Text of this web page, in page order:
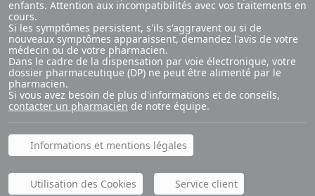
enfants. Attention aux incompatibilités avec vos traitements en
cours.
Si les symptômes persistent, s'ils s'aggravent ou si de
nouveaux symptômes apparaissent, demandez l'avis de votre
médecin ou de votre pharmacien.
Dans le cadre de la dispensation par voie électronique, votre
dossier pharmaceutique (DP) ne peut être alimenté par le
pharmacien.
Si vous avez besoin de plus d'informations et de conseils,
contacter un pharmacien de notre équipe.
Informations et mentions légales
Utilisation des Cookies Service client